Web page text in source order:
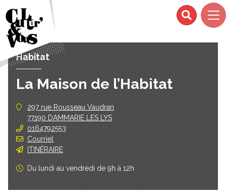
Habitat
La Maison de l’Habitat
297 rue Rousseau Vaudran
77190 DAMMARIE LES LYS
0164792553
Courriel
ITINÉRAIRE
Du lundi au vendredi de 9h à 12h